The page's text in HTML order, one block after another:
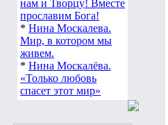
нам и Творцу! Вместе
прославим Бога!
* Нина Москалева.
Мир, в котором мы
живем.
* Нина Москалёва.
«Только любовь
спасет этот мир»